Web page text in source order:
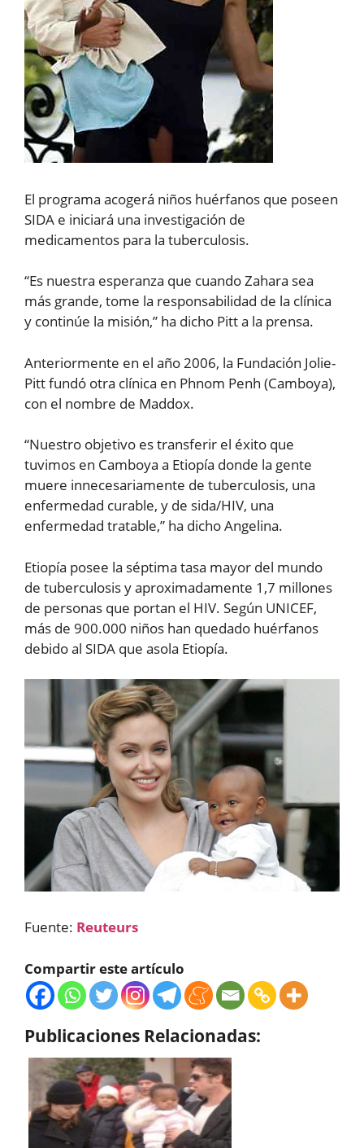
El programa acogerá niños huérfanos que poseen
SIDA e iniciará una investigación de
medicamentos para la tuberculosis.
“Es nuestra esperanza que cuando Zahara sea
más grande, tome la responsabilidad de la clínica
y continúe la misión,” ha dicho Pitt a la prensa.
Anteriormente en el año 2006, la Fundación Jolie-
Pitt fundó otra clínica en Phnom Penh (Camboya),
con el nombre de Maddox.
“Nuestro objetivo es transferir el éxito que
tuvimos en Camboya a Etiopía donde la gente
muere innecesariamente de tuberculosis, una
enfermedad curable, y de sida/HIV, una
enfermedad tratable,” ha dicho Angelina.
Etiopía posee la séptima tasa mayor del mundo
de tuberculosis y aproximadamente 1,7 millones
de personas que portan el HIV. Según UNICEF,
más de 900.000 niños han quedado huérfanos
debido al SIDA que asola Etiopía.
Fuente: Reuteurs
Compartir este artículo
Publicaciones Relacionadas: